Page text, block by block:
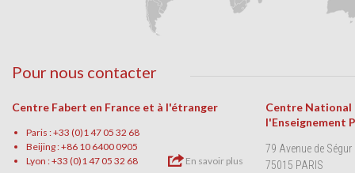
Pour nous contacter
Centre Fabert en France et à l'étranger
Paris : +33 (0)1 47 05 32 68
Beijing : +86 10 6400 0905
Lyon : +33 (0)1 47 05 32 68
En savoir plus
Centre National
l'Enseignement
79 Avenue de Ségur
75015 PARIS